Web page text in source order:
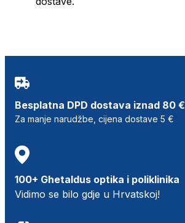
Besplatna DPD dostava iznad 80 €
Za manje narudžbe, cijena dostave 5 €
100+ Ghetaldus optika i poliklinika
Vidimo se bilo gdje u Hrvatskoj!